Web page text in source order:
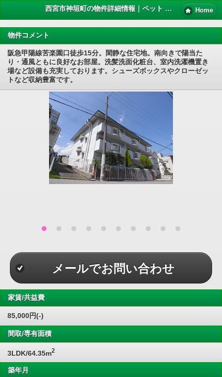
西宮市神垣町の物件詳細情報｜ペット 賃貸 Home
物件コメント
阪急甲陽線苦楽園口徒歩15分。閑静な住宅地。南向きで陽当た
り・通風ともに良好なお部屋。洗髪洗面化粧台、室内洗濯機置き
場など設備も充実しております。シューズボックスやクローゼッ
トなど収納豊富です。
メールでお問い合わせ
家賃/共益費
85,000円(-)
間取/専有面積
3LDK/64.35m2
築年月